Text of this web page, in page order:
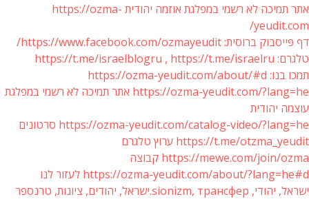
אתר תמיכה לא רשמי במפלגת אוזמה יהודית https://ozma-
yeudit.com/
דף פייסבוק ברוסית: https://www.facebook.com/ozmayeudit/
טלגרם: https://t.me/israelblogru , https://t.me/israelru
תמכו בנו: https://ozma-yeudit.com/about/#d
https://ozma-yeudit.com/?lang=he אתר תמיכה לא רשמי במפלגת
עוצמה יהודית
https://ozma-yeudit.com/catalog-video/?lang=he סרטונים
https://t.me/otzma_yeudit ערוץ טלגרם
https://mewe.com/join/ozma קבוצה
https://ozma-yeudit.com/about/?lang=he#d לעזור לנו
ישראל, יהודי, sionizm, трансфер.ישראל, יהודים, ציונות, טרנספר